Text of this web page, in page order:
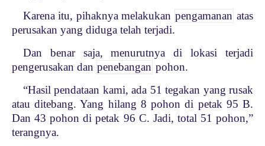
Karena itu, pihaknya melakukan pengamanan atas
perusakan yang diduga telah terjadi.
Dan benar saja, menurutnya di lokasi terjadi
pengerusakan dan penebangan pohon.
“Hasil pendataan kami, ada 51 tegakan yang rusak
atau ditebang. Yang hilang 8 pohon di petak 95 B.
Dan 43 pohon di petak 96 C. Jadi, total 51 pohon,”
terangnya.